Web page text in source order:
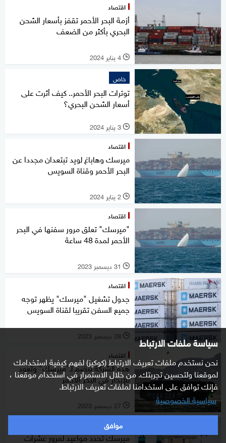
سياسة ملفات الارتباط
نحن نستخدم ملفات تعريف الارتباط (كوكيز) لفهم كيفية استخدامك
لموقعنا ولتحسين تجربتك. من خلال الاستمرار في استخدام موقعنا ،
فإنك توافق على استخدامنا لملفات تعريف الارتباط.
سياسية الخصوصية
موافق
اقتصاد
أزمة البحر الأحمر تقفز بأسعار الشحن
البحري بأكثر من الضعف
l 4 يناير 2024
خاص
توترات البحر الأحمر.. كيف أثرت على
أسعار الشحن البحري؟
l 3 يناير 2024
اقتصاد
ميرسك وهاباغ لويد تبتعدان مجددا عن
البحر الأحمر وقناة السويس
l 2 يناير 2024
اقتصاد
"ميرسك" تعلق مرور سفنها في البحر
الأحمر لمدة 48 ساعة
l 31 ديسمبر 2023
اقتصاد
جدول تشغيل "ميرسك" يظهر توجه
جميع السفن تقريبا لقناة السويس
l 28 ديسمبر 2023
اقتصاد
هذه الشركة تنضم لـ"ميرسك" وتعود
للإبحار في البحر الأحمر
l 27 ديسمبر 2023
اقتصاد
ميرسك تحدد مواعيد لمرور عشرات